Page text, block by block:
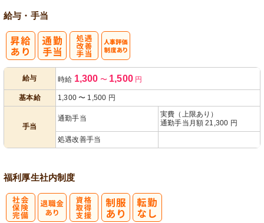
給与・手当
給与 時給 1,300 〜 1,500円
基本給 1,300 〜 1,500 円
手当
通勤手当
実費（上限あり）
通勤手当月額 21,300 円
処遇改善手当
福利厚生社内制度